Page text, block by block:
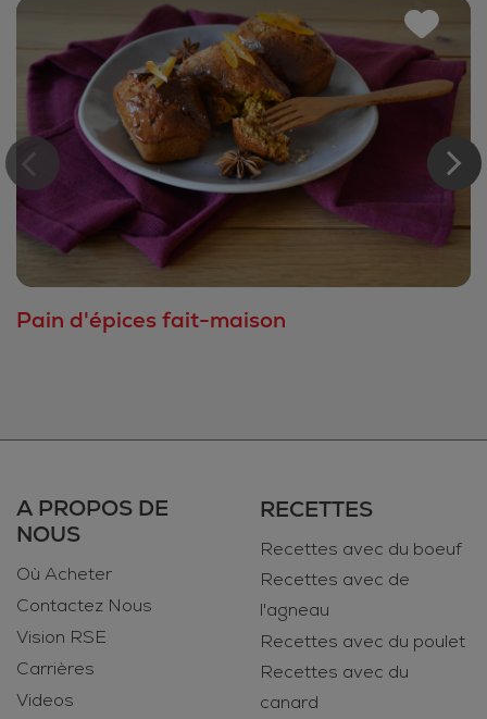
Pain d'épices fait-maison
A PROPOS DE
NOUS
Où Acheter
Contactez Nous
Vision RSE
Carrières
Videos
RECETTES
Recettes avec du boeuf
Recettes avec de
l'agneau
Recettes avec du poulet
Recettes avec du
canard